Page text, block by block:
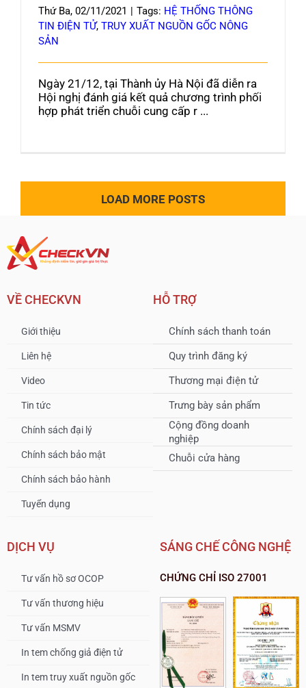
Thứ Ba, 02/11/2021 | Tags: HỆ THỐNG THÔNG
TIN ĐIỆN TỬ, TRUY XUẤT NGUỒN GỐC NÔNG
SẢN
Ngày 21/12, tại Thành ủy Hà Nội đã diễn ra
Hội nghị đánh giá kết quả chương trình phối
hợp phát triển chuỗi cung cấp r ...
LOAD MORE POSTS
VỀ CHECKVN
Giới thiệu
Liên hệ
Video
Tin tức
Chính sách đại lý
Chính sách bảo mật
Chính sách bảo hành
Tuyển dụng
HỖ TRỢ
Chính sách thanh toán
Quy trình đăng ký
Thương mại điện tử
Trưng bày sản phẩm
Cộng đồng doanh
nghiệp
Chuỗi cửa hàng
DỊCH VỤ
Tư vấn hồ sơ OCOP
Tư vấn thương hiệu
Tư vấn MSMV
In tem chống giả điện tử
In tem truy xuất nguồn gốc
SÁNG CHẾ CÔNG NGHỆ
CHỨNG CHỈ ISO 27001